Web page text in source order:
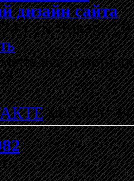
дизайн сайта
:19 Январь
всё в
моб.тел.: